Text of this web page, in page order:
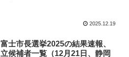
2025.12.19
富士市長選挙2025の結果速報、
立候補者一覧（12月21日、静岡